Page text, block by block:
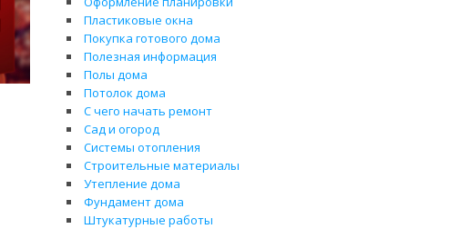
Пластиковые окна
Покупка готового дома
Полезная информация
Полы дома
Потолок дома
С чего начать ремонт
Сад и огород
Системы отопления
Строительные материалы
Утепление дома
Фундамент дома
Штукатурные работы